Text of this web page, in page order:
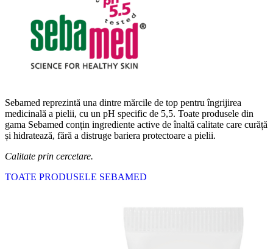
Sebamed reprezintă una dintre mărcile de top pentru îngrijirea
medicinală a pielii, cu un pH specific de 5,5. Toate produsele din
gama Sebamed conțin ingrediente active de înaltă calitate care curăță
și hidratează, fără a distruge bariera protectoare a pielii.
Calitate prin cercetare.
TOATE PRODUSELE SEBAMED